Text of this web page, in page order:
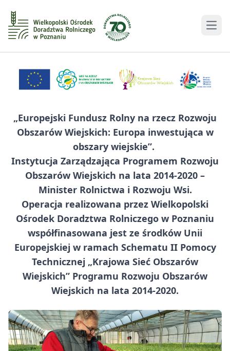
„Europejski Fundusz Rolny na rzecz Rozwoju
Obszarów Wiejskich: Europa inwestująca w
obszary wiejskie”. ​
Instytucja Zarządzająca Programem Rozwoju
Obszarów Wiejskich na lata 2014-2020 –
Minister Rolnictwa i Rozwoju Wsi.
Operacja realizowana przez Wielkopolski
Ośrodek Doradztwa Rolniczego w Poznaniu
współfinasowana jest ze środków Unii
Europejskiej w ramach Schematu II Pomocy
Technicznej „Krajowa Sieć Obszarów
Wiejskich” Programu Rozwoju Obszarów
Wiejskich na lata 2014-2020.